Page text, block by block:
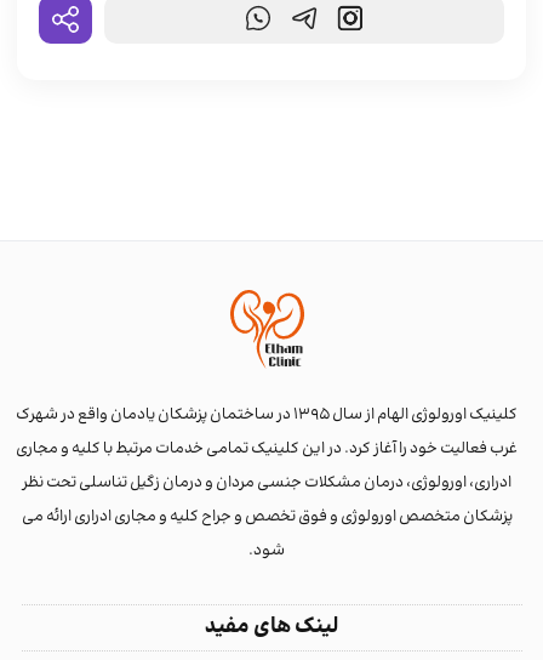
کلینیک اورولوژی الهام از سال 1395 در ساختمان پزشکان یادمان واقع در شهرک
غرب فعالیت خود را آغاز کرد. در این کلینیک تمامی خدمات مرتبط با کلیه و مجاری
ادراری، اورولوژی، درمان مشکلات جنسی مردان و درمان زگیل تناسلی تحت نظر
پزشکان متخصص اورولوژی و فوق تخصص و جراح کلیه و مجاری ادراری ارائه می
شود.
لینک های مفید